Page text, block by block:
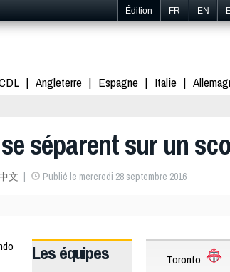
Édition FR EN
Angleterre Espagne Italie
séparent sur un
文 Publié le mercredi 28 septembre 2016
Les équipes Toronto